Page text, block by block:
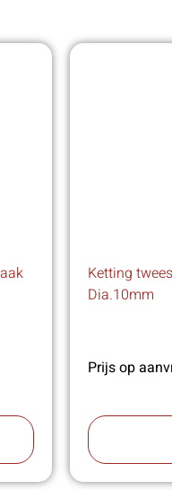
Ketting
Dia.10mm
Prijs op